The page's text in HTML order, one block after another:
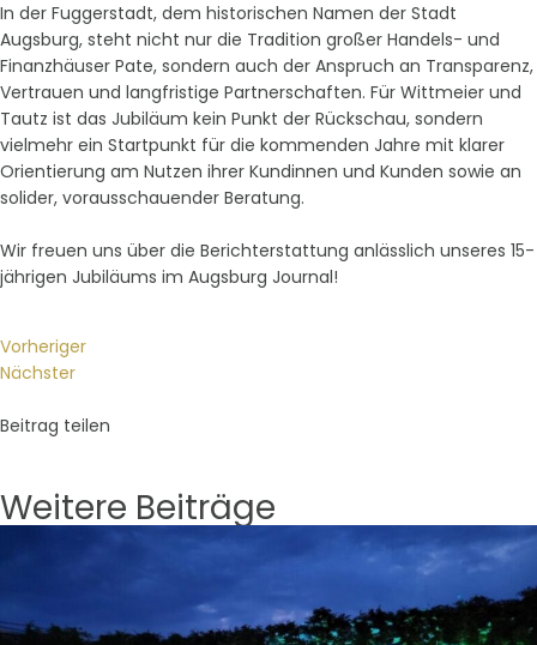
In der Fuggerstadt, dem historischen Namen der Stadt
Augsburg, steht nicht nur die Tradition großer Handels- und
Finanzhäuser Pate, sondern auch der Anspruch an Transparenz,
Vertrauen und langfristige Partnerschaften. Für Wittmeier und
Tautz ist das Jubiläum kein Punkt der Rückschau, sondern
vielmehr ein Startpunkt für die kommenden Jahre mit klarer
Orientierung am Nutzen ihrer Kundinnen und Kunden sowie an
solider, vorausschauender Beratung.
Wir freuen uns über die Berichterstattung anlässlich unseres 15-
jährigen Jubiläums im Augsburg Journal!
Vorheriger
Nächster
Beitrag teilen
Weitere Beiträge